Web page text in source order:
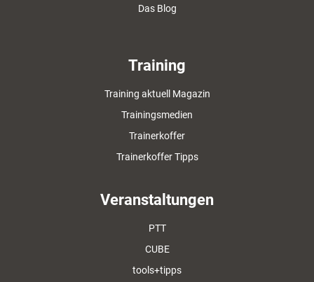
Das Blog
Training
Training aktuell Magazin
Trainingsmedien
Trainerkoffer
Trainerkoffer Tipps
Veranstaltungen
PTT
CUBE
tools+tipps